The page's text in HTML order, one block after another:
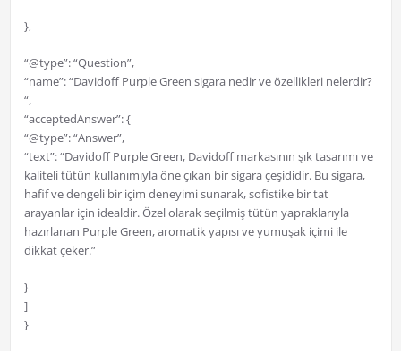
},
“@type”: “Question”,
“name”: “Davidoff Purple Green sigara nedir ve özellikleri nelerdir?
“,
“acceptedAnswer”: {
“@type”: “Answer”,
“text”: “Davidoff Purple Green, Davidoff markasının şık tasarımı ve
kaliteli tütün kullanımıyla öne çıkan bir sigara çeşididir. Bu sigara,
hafif ve dengeli bir içim deneyimi sunarak, sofistike bir tat
arayanlar için idealdir. Özel olarak seçilmiş tütün yapraklarıyla
hazırlanan Purple Green, aromatik yapısı ve yumuşak içimi ile
dikkat çeker.”
}
]
}